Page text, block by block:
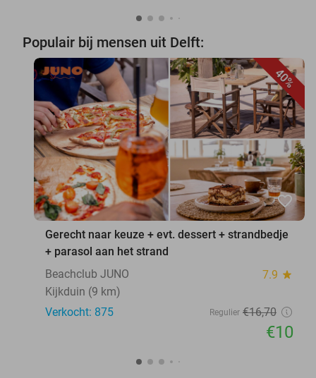
Populair bij mensen uit Delft:
40%
favorite_border
Gerecht naar keuze + evt. dessert + strandbedje
+ parasol aan het strand
Beachclub JUNO
7.9 star
Kijkduin (9 km)
Verkocht: 875
Regulier €16,70
€10